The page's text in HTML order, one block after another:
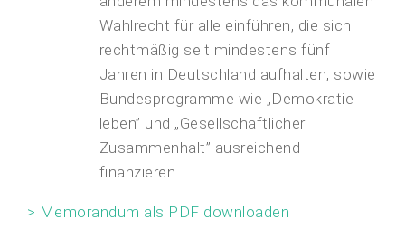
Wahlrecht für alle einführen, die sich
rechtmäßig seit mindestens fünf
Jahren in Deutschland aufhalten, sowie
Bundesprogramme wie „Demokratie
leben” und „Gesellschaftlicher
Zusammenhalt” ausreichend
finanzieren.
> Memorandum als PDF downloaden